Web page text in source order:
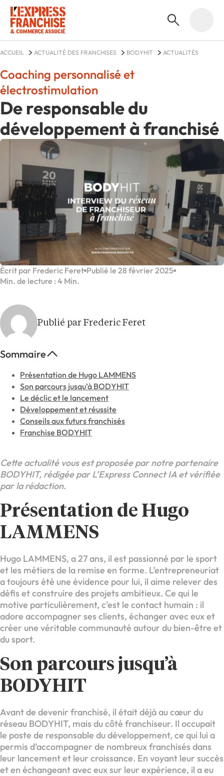
ACCUEIL ACTUALITÉ DES FRANCHISES BODYHIT ACTUALITÉS
De responsable du
développement à franchisé
Coaching personnalisé et
électrostimulation
Écrit par Frederic Feret Publié le 28 février 2025
Min. de lecture : 4 Min.
Publié par Frederic Feret
Sommaire
Présentation de Hugo LAMMENS
Son parcours jusqu’à BODYHIT
Le déclic et le lancement
Développement et réussite
Conseils aux futurs franchisés
Franchise BODYHIT
Cette actualité vous est proposée par notre partenaire
BODYHIT, rédigée par L’Express Connect IA et vérifiée
par la rédaction.
Présentation de Hugo
LAMMENS
Hugo LAMMENS, a 27 ans, il est passionné par le sport
et les métiers de la remise en forme. L’entrepreneuriat
a toujours été une évidence pour lui, il aime relever des
défis et construire des projets ambitieux. Ce qui le
motive particulièrement, c’est le contact humain : il
adore accompagner ses clients, échanger avec eux et
créer une véritable communauté autour du bien-être et
du sport.
Son parcours jusqu’à
BODYHIT
Avant de devenir franchisé, il était déjà au cœur du
réseau BODYHIT, mais du côté franchiseur. Il occupait
le poste de responsable du développement, ce qui lui a
permis d’accompagner de nombreux franchisés dans
leur lancement et leur croissance. En voyant leur succès
et en échangeant avec eux sur leur expérience, il a eu